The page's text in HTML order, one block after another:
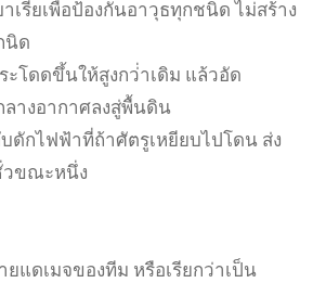
เรียเพื่อป้องกันอาวุธทุกชนิด ไม่สร้าง
นิด
ะโดดขึ้นให้สูงกว่่าเดิม แล้วอัด
ลางอากาศลงสู่พื้นดิน
ดักไฟฟ้าที่ถ้าศัตรูเหยียบไปโดน ส่ง
ขณะหนึ่ง
แดเมจของทีม หรือเรียกว่าเป็น